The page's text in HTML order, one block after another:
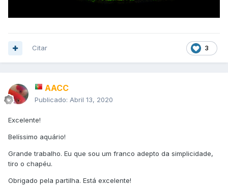
3
Citar
AACC
Publicado: Abril 13, 2020
Excelente!
Belíssimo aquário!
Grande trabalho. Eu que sou um franco adepto da simplicidade,
tiro o chapéu.
Obrigado pela partilha. Está excelente!